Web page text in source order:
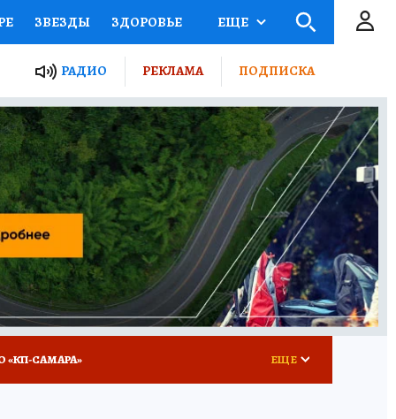
ЗВЕЗДЫ ЗДОРОВЬЕ
ПРОЕКТЫ РОССИИ
ПУТЕВОДИТЕЛЬ
ТУРИЗМ
ВСЕ О КП РАДИО КП
ЕЩЕ
РАДИО РЕКЛАМА ПОДПИСКА
«КП-САМАРА» ЕЩЕ